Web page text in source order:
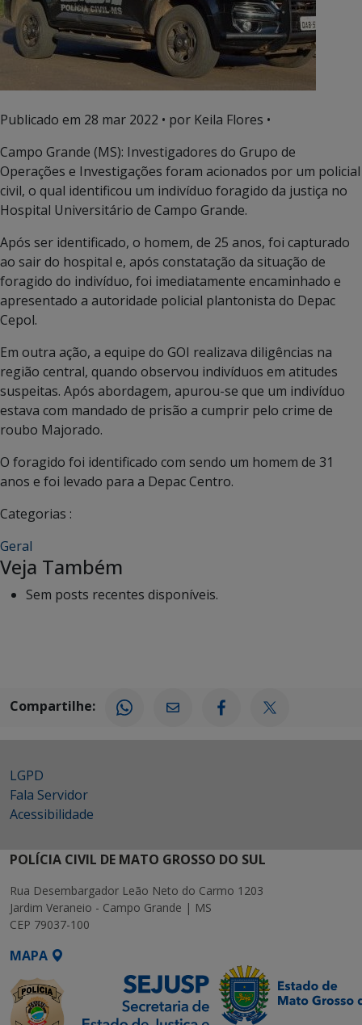
Publicado em 28 mar 2022 • por Keila Flores •
Campo Grande (MS): Investigadores do Grupo de
Operações e Investigações foram acionados por um policial
civil, o qual identificou um indivíduo foragido da justiça no
Hospital Universitário de Campo Grande.
Após ser identificado, o homem, de 25 anos, foi capturado
ao sair do hospital e, após constatação da situação de
foragido do indivíduo, foi imediatamente encaminhado e
apresentado a autoridade policial plantonista do Depac
Cepol.
Em outra ação, a equipe do GOI realizava diligências na
região central, quando observou indivíduos em atitudes
suspeitas. Após abordagem, apurou-se que um indivíduo
estava com mandado de prisão a cumprir pelo crime de
roubo Majorado.
O foragido foi identificado com sendo um homem de 31
anos e foi levado para a Depac Centro.
Categorias :
Geral
Veja Também
Sem posts recentes disponíveis.
Compartilhe:
LGPD
Fala Servidor
Acessibilidade
POLÍCIA CIVIL DE MATO GROSSO DO SUL
Rua Desembargador Leão Neto do Carmo 1203
Jardim Veraneio - Campo Grande | MS
CEP 79037-100
MAPA